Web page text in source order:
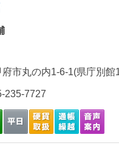
市丸の内1-6-1(県庁別館
235-7727